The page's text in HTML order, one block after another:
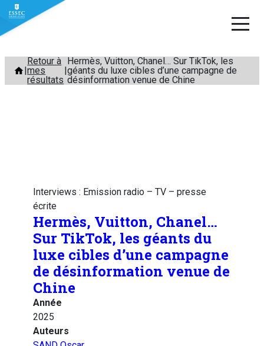
Aller
contenu
Retour à
mes
résultats
Hermès, Vuitton, Chanel… Sur TikTok, les
géants du luxe cibles d’une campagne de
désinformation venue de Chine
Interviews : Emission radio – TV – presse
écrite
Hermès, Vuitton, Chanel…
Sur TikTok, les géants du
luxe cibles d’une campagne
de désinformation venue de
Chine
Année
2025
Auteurs